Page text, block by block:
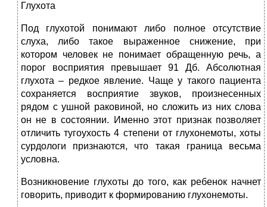
Глухота
Под глухотой понимают либо полное отсутствие
слуха, либо такое выраженное снижение, при
котором человек не понимает обращенную речь, а
порог восприятия превышает 91 Дб. Абсолютная
глухота – редкое явление. Чаще у такого пациента
сохраняется восприятие звуков, произнесенных
рядом с ушной раковиной, но сложить из них слова
он не в состоянии. Именно этот признак позволяет
отличить тугоухость 4 степени от глухонемоты, хоты
сурдологи признаются, что такая граница весьма
условна.
Возникновение глухоты до того, как ребенок начнет
говорить, приводит к формированию глухонемоты.